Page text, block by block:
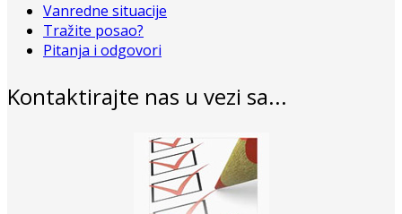
Vanredne situacije
Tražite posao?
Pitanja i odgovori
Kontaktirajte nas u vezi sa...